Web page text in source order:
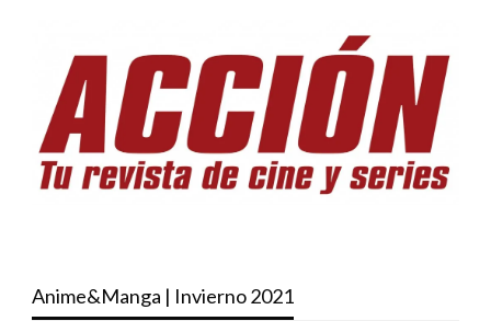
Anime&Manga | Invierno 2021